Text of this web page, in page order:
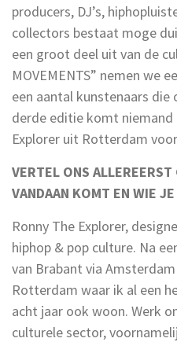
producers, DJ’s,
collectors bestaat moge
een groot deel uit van de
MOVEMENTS” nemen we
een aantal kunstenaars die
derde editie komt niemand
Explorer uit Rotterdam
VERTEL ONS ALLEREERST
VANDAAN KOMT EN WIE
Ronny The Explorer,
hiphop & pop culture. Na
van Brabant via
Rotterdam waar ik al een
acht jaar ook woon. Werk
culturele sector,